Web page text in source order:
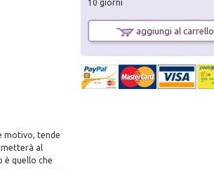
motivo, tende
al
è quello che
10 giorni
aggiungi al carrello
Sarai informato delle nostre novità, potrai
comunque cancellarti quando desideri.
modulo di iscrizione